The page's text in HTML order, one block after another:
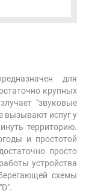
для
крупных
"звуковые
вызывают испуг у
территорию.
и простотой
просто
устройства
схемы